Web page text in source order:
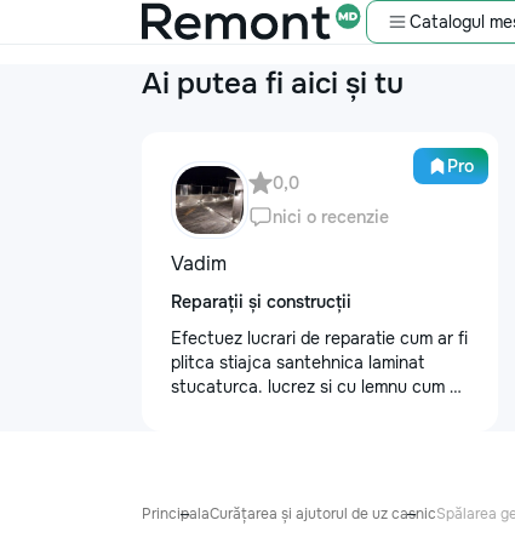
Catalogul
Ai putea fi aici și tu
Pro
0,0
nici o recenzie
Vadim
Reparații și construcții
Efectuez lucrari de reparatie cum ar fi
plitca stiajca santehnica laminat
stucaturca. lucrez si cu lemnu cum ar
PrincipalaCurățarea și ajutorul de uz casnicSpălarea